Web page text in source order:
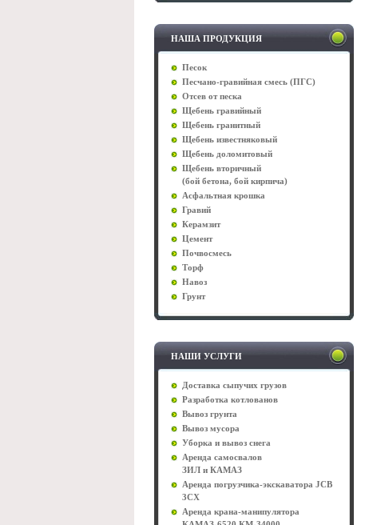
НАША ПРОДУКЦИЯ
Песок
Песчано-гравийная смесь (ПГС)
Отсев от песка
Щебень гравийный
Щебень гранитный
Щебень известняковый
Щебень доломитовый
Щебень вторичный
(бой бетона, бой кирпича)
Асфальтная крошка
Гравий
Керамзит
Цемент
Почвосмесь
Торф
Навоз
Грунт
НАШИ УСЛУГИ
Доставка сыпучих грузов
Разработка котлованов
Вывоз грунта
Вывоз мусора
Уборка и вывоз снега
Аренда самосвалов
ЗИЛ и КАМАЗ
Аренда погрузчика-экскаватора JCB
3CX
Аренда крана-манипулятора